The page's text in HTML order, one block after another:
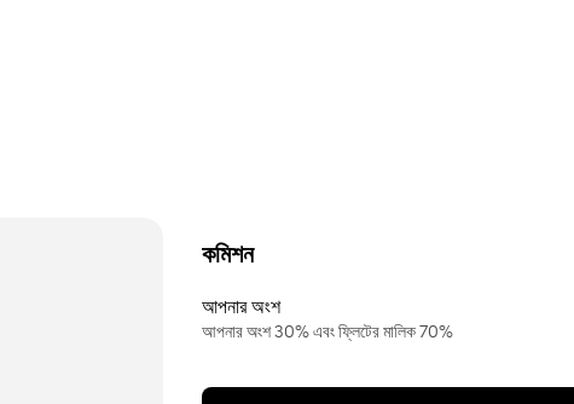
কমিশন
আপনার অংশ
আপনার অংশ 30% এবং ফ্লিটের মালিক 70%